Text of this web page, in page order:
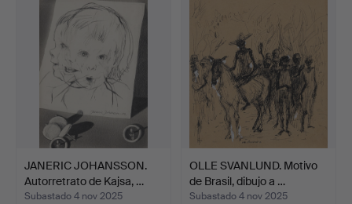
JANERIC JOHANSSON.
Autorretrato de Kajsa, …
Subastado 4 nov 2025
OLLE SVANLUND. Motivo
de Brasil, dibujo a …
Subastado 4 nov 2025